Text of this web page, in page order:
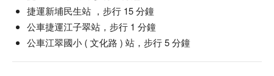
捷運新埔民生站 ，步行 15 分鐘
公車捷運江子翠站，步行 1 分鐘
公車江翠國小 ( 文化路 ) 站，步行 5 分鐘